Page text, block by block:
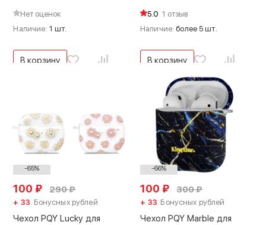
Нет оценок
Наличие: 1 шт.
В корзину
5.0 1 отзыв
Наличие:более 5 шт.
В корзину
-65%
100 ₽ 290₽
+ 33 Бонусных рублей
Чехол PQY Lucky для
-66%
100 ₽ 300₽
+ 33 Бонусных рублей
Чехол PQY Marble для